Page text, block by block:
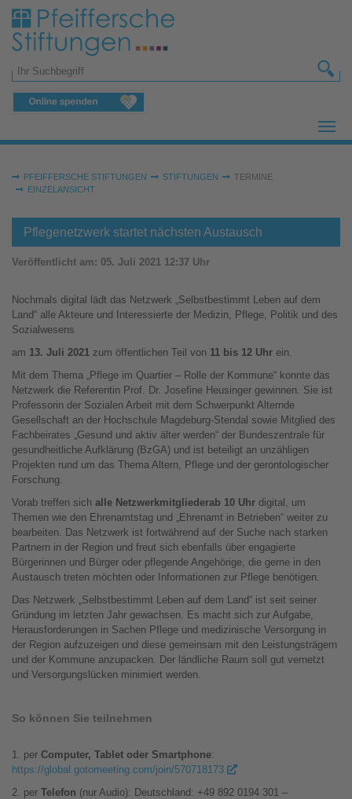
Zum Hauptinhalt springen
Suchformular
Sie sind hier:
PFEIFFERSCHE STIFTUNGEN STIFTUNGEN
TERMINE
EINZELANSICHT
Pflegenetzwerk startet nächsten Austausch
Veröffentlicht am: 05. Juli 2021 12:37 Uhr
Nochmals digital lädt das Netzwerk „Selbstbestimmt Leben auf dem
Land“ alle Akteure und Interessierte der Medizin, Pflege, Politik und des
Sozialwesens
am 13. Juli 2021 zum öffentlichen Teil von 11 bis 12 Uhr ein.
Mit dem Thema „Pflege im Quartier – Rolle der Kommune“ konnte das
Netzwerk die Referentin Prof. Dr. Josefine Heusinger gewinnen. Sie ist
Professorin der Sozialen Arbeit mit dem Schwerpunkt Alternde
Gesellschaft an der Hochschule Magdeburg-Stendal sowie Mitglied des
Fachbeirates „Gesund und aktiv älter werden“ der Bundeszentrale für
gesundheitliche Aufklärung (BzGA) und ist beteiligt an unzähligen
Projekten rund um das Thema Altern, Pflege und der gerontologischer
Forschung.
Vorab treffen sich alle Netzwerkmitgliederab 10 Uhr digital, um
Themen wie den Ehrenamtstag und „Ehrenamt in Betrieben“ weiter zu
bearbeiten. Das Netzwerk ist fortwährend auf der Suche nach starken
Partnern in der Region und freut sich ebenfalls über engagierte
Bürgerinnen und Bürger oder pflegende Angehörige, die gerne in den
Austausch treten möchten oder Informationen zur Pflege benötigen.
Das Netzwerk „Selbstbestimmt Leben auf dem Land“ ist seit seiner
Gründung im letzten Jahr gewachsen. Es macht sich zur Aufgabe,
Herausforderungen in Sachen Pflege und medizinische Versorgung in
der Region aufzuzeigen und diese gemeinsam mit den Leistungsträgern
und der Kommune anzupacken. Der ländliche Raum soll gut vernetzt
und Versorgungslücken minimiert werden.
So können Sie teilnehmen
1. per Computer, Tablet oder Smartphone:
https://global.gotomeeting.com/join/570718173
2. per Telefon (nur Audio): Deutschland: +49 892 0194 301 –